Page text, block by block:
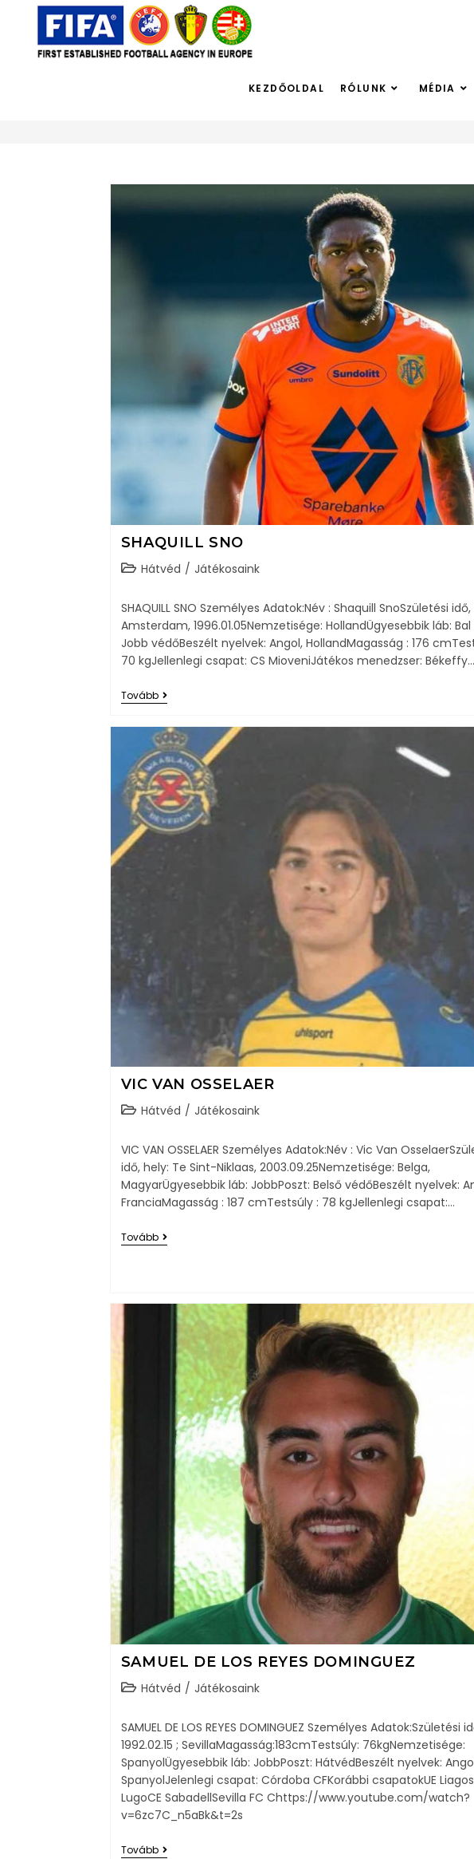
KEZDŐOLDAL RÓLUNK MÉDIA
SHAQUILL SNO
Hátvéd / Játékosaink
SHAQUILL SNO Személyes Adatok:Név : Shaquill SnoSzületési
Amsterdam, 1996.01.05Nemzetisége: HollandÜgyesebbik láb: Bal
Jobb védőBeszélt nyelvek: Angol, HollandMagasság : 176
70 kgJellenlegi csapat: CS MioveniJátékos menedzser: Békeffy…
Tovább
VIC VAN OSSELAER
Hátvéd / Játékosaink
VIC VAN OSSELAER Személyes Adatok:Név : Vic Van
idő, hely: Te Sint-Niklaas, 2003.09.25Nemzetisége: Belga,
MagyarÜgyesebbik láb: JobbPoszt: Belső védőBeszélt nyelvek:
FranciaMagasság : 187 cmTestsúly : 78 kgJellenlegi csapat:…
Tovább
SAMUEL DE LOS REYES DOMINGUEZ
Hátvéd / Játékosaink
SAMUEL DE LOS REYES DOMINGUEZ Személyes Adatok:Születési
1992.02.15 ; SevillaMagasság:183cmTestsúly: 76kgNemzetisége:
SpanyolÜgyesebbik láb: JobbPoszt: HátvédBeszélt nyelvek:
SpanyolJelenlegi csapat: Córdoba CFKorábbi csapatokUE
LugoCE SabadellSevilla FC Chttps://www.youtube.com/watch?
v=6zc7C_n5aBk&t=2s
Tovább